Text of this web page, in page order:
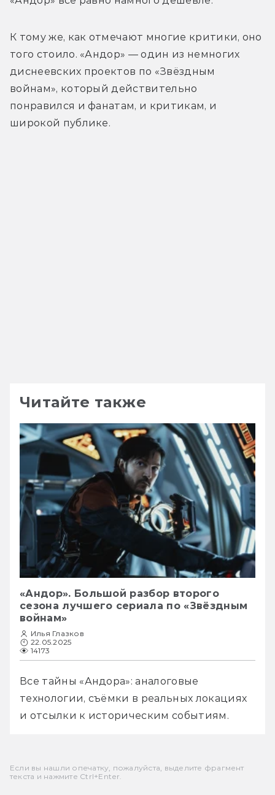
К тому же, как отмечают многие критики, оно
того стоило. «Андор» — один из немногих
диснеевских проектов по «Звёздным
войнам», который действительно
понравился и фанатам, и критикам, и
широкой публике.
Читайте также
«Андор». Большой разбор второго
сезона лучшего сериала по «Звёздным
войнам»
Илья Глазков
22.05.2025
14173
Все тайны «Андора»: аналоговые
технологии, съёмки в реальных локациях
и отсылки к историческим событиям.
Если вы нашли опечатку, пожалуйста, выделите фрагмент
текста и нажмите Ctrl+Enter.